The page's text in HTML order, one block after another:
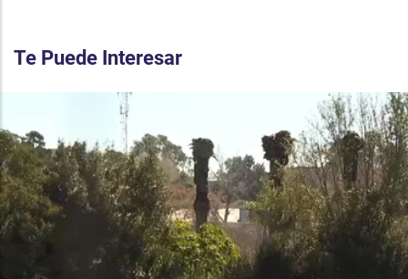
Te Puede Interesar